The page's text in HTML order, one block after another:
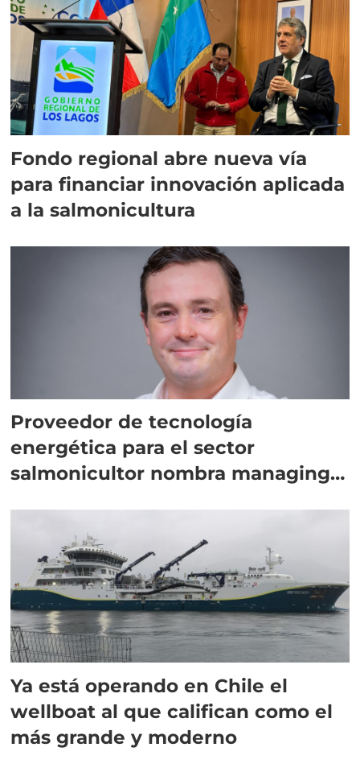
Fondo regional abre nueva vía
para financiar innovación aplicada
a la salmonicultura
Proveedor de tecnología
energética para el sector
salmonicultor nombra managing
Ya está operando en Chile el
wellboat al que califican como el
más grande y moderno